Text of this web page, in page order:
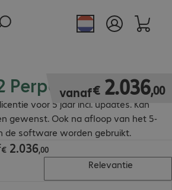
Perpetual
voor 5 jaar incl. updates. Kan
gewenst. Ook na afloop van het 5-
de software worden gebruikt.
vanaf€ 2.036,00
€ 2.036,00
€ 2.036,00
€ 2.036,00
Relevantie